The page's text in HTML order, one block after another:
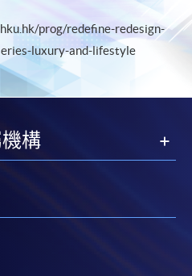
prog/redefine-redesign-
luxury-and-lifestyle
構